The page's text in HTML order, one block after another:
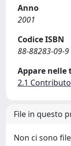
Anno
2001
Codice ISBN
88-88283-09-9
Appare nelle
2.1
File in questo
Non ci sono